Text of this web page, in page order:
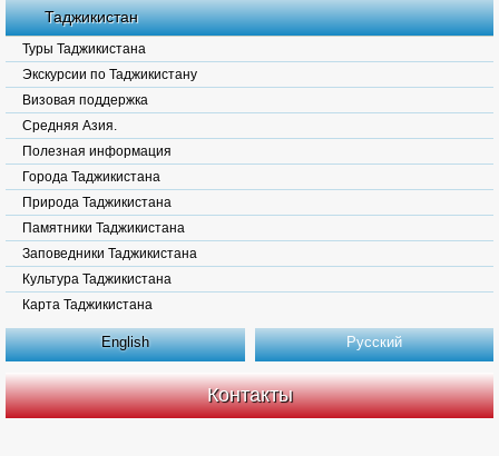
Таджикистан
Туры Таджикистана
Экскурсии по Таджикистану
Визовая поддержка
Средняя Азия.
Полезная информация
Города Таджикистана
Природа Таджикистана
Памятники Таджикистана
Заповедники Таджикистана
Культура Таджикистана
Карта Таджикистана
English Русский
Контакты